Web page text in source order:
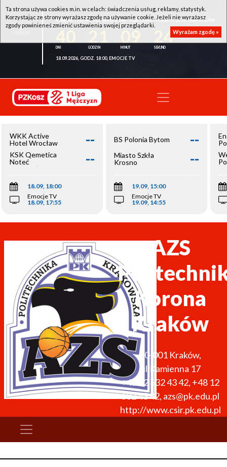
WKK ACTIVE HOTEL WROCŁAW - KSK QEMETICA NOTEĆ INOWROCŁAW
24
18.09.2026, GODZ. 18:00, EMOCJE TV
WKK Active
Hotel Wrocław
--
KSK Qemetica
Noteć
Inowrocław
--
18.09, 18:00
Emocje TV
18.09, 17:55
BS Polonia Bytom --
Miasto Szkła
Krosno
--
19.09, 15:00
Emocje TV
19.09, 14:55
AZS
Korona
Kraków
30-001 Kraków,
ul.Kamienna 17
+48 12 632 43 42, +48 12
632 43 42, azs@pk.edu.pl
http://www.csir.pk.edu.pl
Ta strona używa cookies m.in. w celach: świadczenia usług, reklamy, statystyk.
Korzystając ze strony wyrażasz zgodę na używanie cookie. Jeżeli nie wyrażasz
zgody powinieneś zmienić ustawienia swojej przeglądarki.
Wyrażam zgodę »